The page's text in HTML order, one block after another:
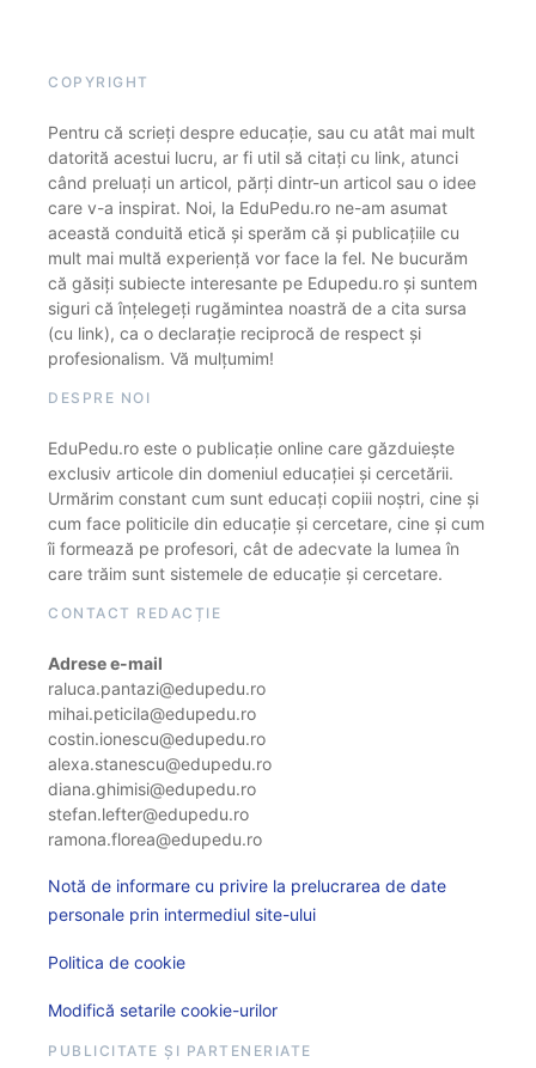
COPYRIGHT
Pentru că scrieți despre educație, sau cu atât mai mult
datorită acestui lucru, ar fi util să citați cu link, atunci
când preluați un articol, părți dintr-un articol sau o idee
care v-a inspirat. Noi, la EduPedu.ro ne-am asumat
această conduită etică și sperăm că și publicațiile cu
mult mai multă experiență vor face la fel. Ne bucurăm
că găsiți subiecte interesante pe Edupedu.ro și suntem
siguri că înțelegeți rugămintea noastră de a cita sursa
(cu link), ca o declarație reciprocă de respect și
profesionalism. Vă mulțumim!
DESPRE NOI
EduPedu.ro este o publicație online care găzduiește
exclusiv articole din domeniul educației și cercetării.
Urmărim constant cum sunt educați copiii noștri, cine și
cum face politicile din educație și cercetare, cine și cum
îi formează pe profesori, cât de adecvate la lumea în
care trăim sunt sistemele de educație și cercetare.
CONTACT REDACȚIE
Adrese e-mail
raluca.pantazi@edupedu.ro
mihai.peticila@edupedu.ro
costin.ionescu@edupedu.ro
alexa.stanescu@edupedu.ro
diana.ghimisi@edupedu.ro
stefan.lefter@edupedu.ro
ramona.florea@edupedu.ro
Notă de informare cu privire la prelucrarea de date
personale prin intermediul site-ului
Politica de cookie
Modifică setarile cookie-urilor
PUBLICITATE ȘI PARTENERIATE